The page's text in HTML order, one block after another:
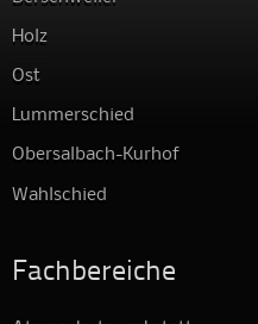
Holz
Ost
Lummerschied
Obersalbach-Kurhof
Wahlschied
Fachbereiche